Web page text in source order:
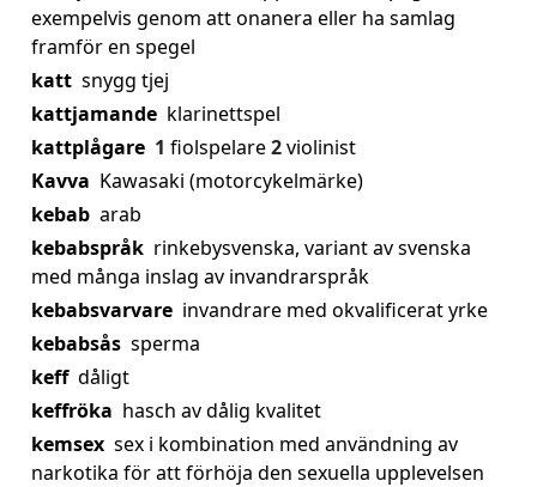
exempelvis genom att onanera eller ha samlag
framför en spegel
katt snygg tjej
kattjamande klarinettspel
kattplågare 1 fiolspelare2violinist
Kavva Kawasaki (motorcykelmärke)
kebab arab
kebabspråk rinkebysvenska, variant av svenska
med många inslag av invandrarspråk
kebabsvarvare invandrare med okvalificerat yrke
kebabsås sperma
keff dåligt
keffröka hasch av dålig kvalitet
kemsex sex i kombination med användning av
narkotika för att förhöja den sexuella upplevelsen